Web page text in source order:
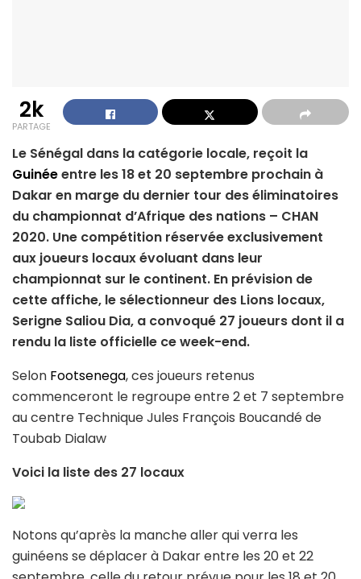
2k
PARTAGE
Le Sénégal dans la catégorie locale, reçoit la
Guinéeentre les 18 et 20 septembre prochain à
Dakar en marge du dernier tour des éliminatoires
du championnat d’Afrique des nations – CHAN
2020. Une compétition réservée exclusivement
aux joueurs locaux évoluant dans leur
championnat sur le continent. En prévision de
cette affiche, le sélectionneur des Lions locaux,
Serigne Saliou Dia, a convoqué 27 joueurs dont il a
rendu la liste officielle ce week-end.
Selon Footsenega, ces joueurs retenus
commenceront le regroupe entre 2 et 7 septembre
au centre Technique Jules François Boucandé de
Toubab Dialaw
Voici la liste des 27 locaux
Notons qu’après la manche aller qui verra les
guinéens se déplacer à Dakar entre les 20 et 22